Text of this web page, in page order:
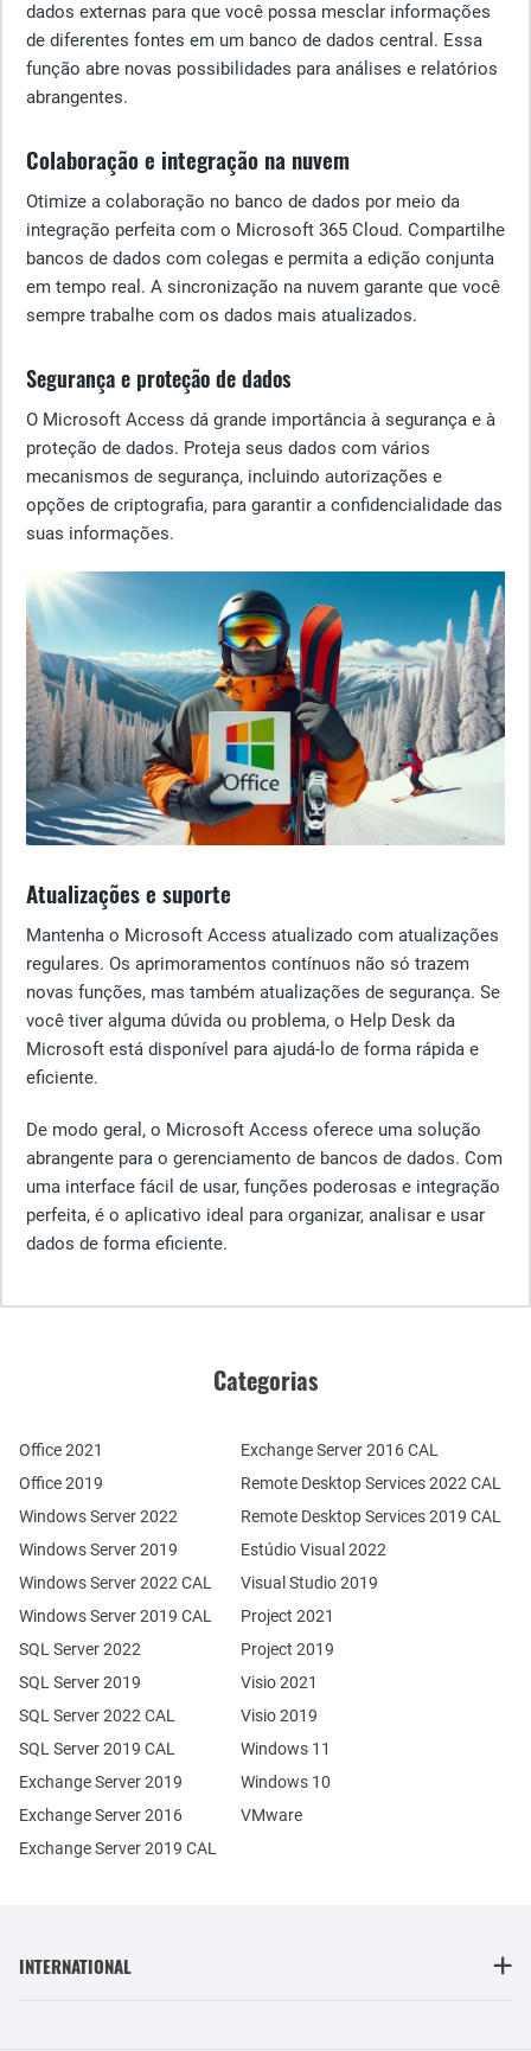
dados externas para que você possa mesclar informações
de diferentes fontes em um banco de dados central. Essa
função abre novas possibilidades para análises e relatórios
abrangentes.
Colaboração e integração na nuvem
Otimize a colaboração no banco de dados por meio da
integração perfeita com o Microsoft 365 Cloud. Compartilhe
bancos de dados com colegas e permita a edição conjunta
em tempo real. A sincronização na nuvem garante que você
sempre trabalhe com os dados mais atualizados.
Segurança e proteção de dados
O Microsoft Access dá grande importância à segurança e à
proteção de dados. Proteja seus dados com vários
mecanismos de segurança, incluindo autorizações e
opções de criptografia, para garantir a confidencialidade das
suas informações.
Atualizações e suporte
Mantenha o Microsoft Access atualizado com atualizações
regulares. Os aprimoramentos contínuos não só trazem
novas funções, mas também atualizações de segurança. Se
você tiver alguma dúvida ou problema, o Help Desk da
Microsoft está disponível para ajudá-lo de forma rápida e
eficiente.
De modo geral, o Microsoft Access oferece uma solução
abrangente para o gerenciamento de bancos de dados. Com
uma interface fácil de usar, funções poderosas e integração
perfeita, é o aplicativo ideal para organizar, analisar e usar
dados de forma eficiente.
Categorias
Office 2021
Office 2019
Windows Server 2022
Windows Server 2019
Exchange Server 2019
Exchange Server 2016
SQL Server 2022
SQL Server 2019
Windows Server 2022 CAL
Windows Server 2019 CAL
SQL Server 2022 CAL
SQL Server 2019 CAL
Remote Desktop Services 2022 CAL
Remote Desktop Services 2019 CAL
Exchange Server 2019 CAL
Exchange Server 2016 CAL
Estúdio Visual 2022
Visual Studio 2019
Project 2021
Project 2019
Visio 2021
Visio 2019
Windows 11
Windows 10
VMware
INTERNATIONAL